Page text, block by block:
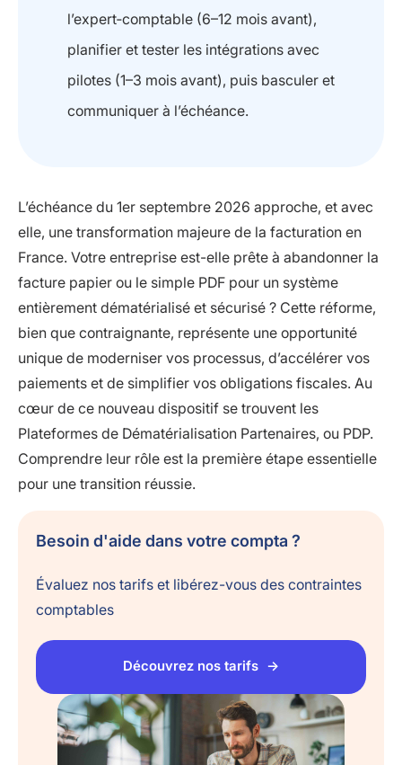
l’expert‑comptable (6–12 mois avant),
planifier et tester les intégrations avec
pilotes (1–3 mois avant), puis basculer et
communiquer à l’échéance.
L’échéance du 1er septembre 2026 approche, et avec
elle, une transformation majeure de la facturation en
France. Votre entreprise est-elle prête à abandonner la
facture papier ou le simple PDF pour un système
entièrement dématérialisé et sécurisé ? Cette réforme,
bien que contraignante, représente une opportunité
unique de moderniser vos processus, d’accélérer vos
paiements et de simplifier vos obligations fiscales. Au
cœur de ce nouveau dispositif se trouvent les
Plateformes de Dématérialisation Partenaires, ou PDP.
Comprendre leur rôle est la première étape essentielle
pour une transition réussie.
Besoin d'aide dans votre compta ?
Évaluez nos tarifs et libérez-vous des contraintes
comptables
Découvrez nos tarifs